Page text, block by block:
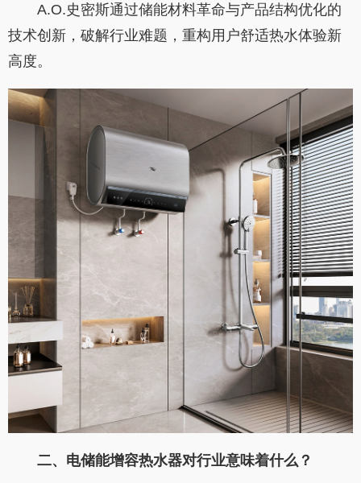
A.O.史密斯通过储能材料革命与产品结构优化的
技术创新，破解行业难题，重构用户舒适热水体验新
高度。
二、电储能增容热水器对行业意味着什么？